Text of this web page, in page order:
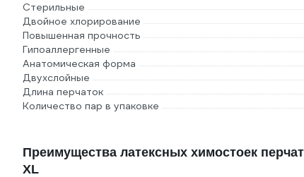
Стерильные
Двойное хлорирование
Повышенная прочность
Гипоаллергенные
Анатомическая форма
Двухслойные
Длина перчаток
Количество пар в упаковке
Преимущества латексных химостоек
XL